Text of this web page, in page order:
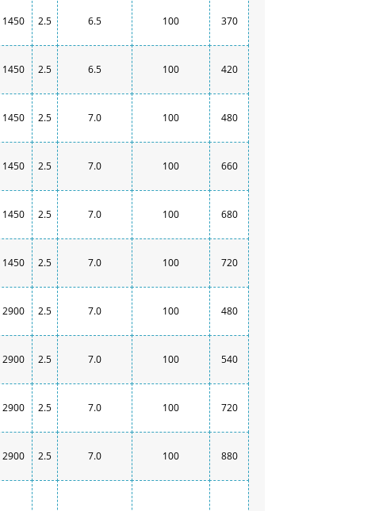
1450 2.5 6.5 100 370
1450 2.5 6.5 100 420
1450 2.5 7.0 100 480
1450 2.5 7.0 100 660
1450 2.5 7.0 100 680
1450 2.5 7.0 100 720
2900 2.5 7.0 100 480
2900 2.5 7.0 100 540
2900 2.5 7.0 100 720
2900 2.5 7.0 100 880